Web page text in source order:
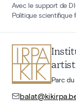
Avec le support de
Politique scientifique
Parc